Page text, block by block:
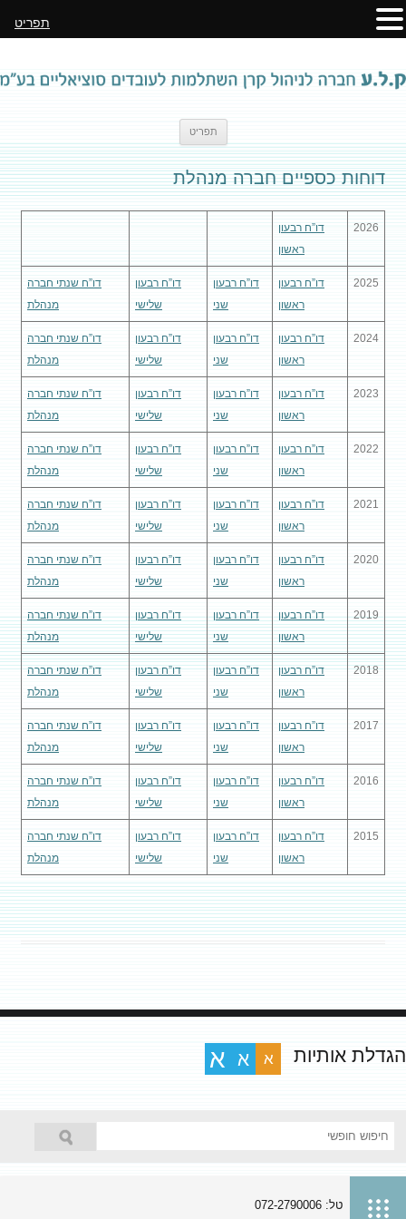
תפריט
לתוכן
דוחות כספיים חברה מנהלת
2026
דו”ח רבעון
ראשון
2025
דו”ח רבעון
ראשון
דו”ח רבעון
שני
דו”ח רבעון
שלישי
דו”ח שנתי חברה
מנהלת
2024
דו”ח רבעון
ראשון
דו”ח רבעון
שני
דו”ח רבעון
שלישי
דו”ח שנתי חברה
מנהלת
2023
דו”ח רבעון
ראשון
דו”ח רבעון
שני
דו”ח רבעון
שלישי
דו”ח שנתי חברה
מנהלת
2022
דו”ח רבעון
ראשון
דו”ח רבעון
שני
דו”ח רבעון
שלישי
דו”ח שנתי חברה
מנהלת
2021
דו”ח רבעון
ראשון
דו”ח רבעון
שני
דו”ח רבעון
שלישי
דו”ח שנתי חברה
מנהלת
2020
דו”ח רבעון
ראשון
דו”ח רבעון
שני
דו”ח רבעון
שלישי
דו”ח שנתי חברה
מנהלת
2019
דו”ח רבעון
ראשון
דו”ח רבעון
שני
דו”ח רבעון
שלישי
דו”ח שנתי חברה
מנהלת
2018
דו”ח רבעון
ראשון
דו”ח רבעון
שני
דו”ח רבעון
שלישי
דו”ח שנתי חברה
מנהלת
2017
דו”ח רבעון
ראשון
דו”ח רבעון
שני
דו”ח רבעון
שלישי
דו”ח שנתי חברה
מנהלת
2016
דו”ח רבעון
ראשון
דו”ח רבעון
שני
דו”ח רבעון
שלישי
דו”ח שנתי חברה
מנהלת
2015
דו”ח רבעון
ראשון
דו”ח רבעון
שני
דו”ח רבעון
שלישי
דו”ח שנתי חברה
מנהלת
הגדלת אותיות א א א
טל: 072-2790006
תפריט